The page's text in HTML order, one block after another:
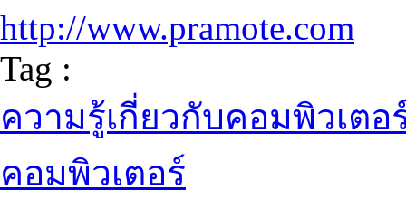
http://www.pramote.com
Tag :
ความรู้เกี่ยวกับคอมพิวเตอ
คอมพิวเตอร์